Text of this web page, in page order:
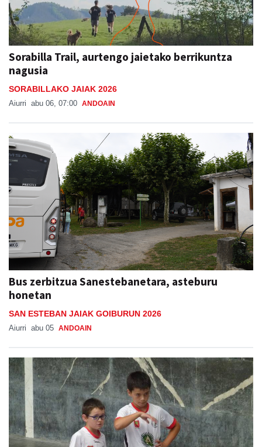
Sorabilla Trail, aurtengo jaietako berrikuntza
nagusia
SORABILLAKO JAIAK 2026
Aiurri abu 06, 07:00 ANDOAIN
Bus zerbitzua Sanestebanetara, asteburu
honetan
SAN ESTEBAN JAIAK GOIBURUN 2026
Aiurri abu 05 ANDOAIN